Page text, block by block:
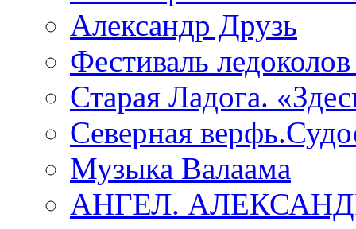
Александр Друзь
Фестиваль
Старая Ладога.
Северная
Музыка Валаама
АНГЕЛ.